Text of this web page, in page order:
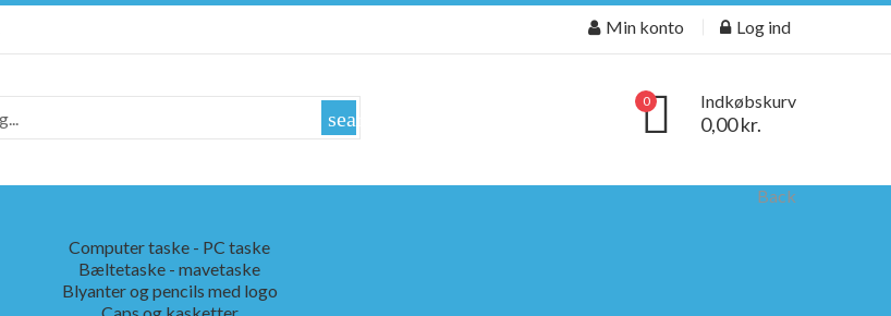
Min konto Log ind
Indkøbskurv
0,00 kr.
0
search
Back
Computer taske - PC taske
Bæltetaske - mavetaske
Blyanter og pencils med logo